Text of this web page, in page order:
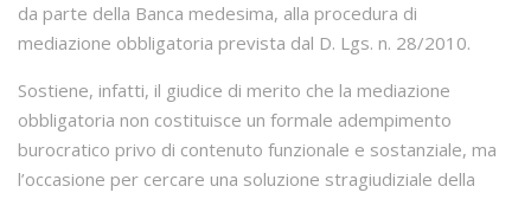
da parte della Banca medesima, alla procedura di
mediazione obbligatoria prevista dal D. Lgs. n. 28/2010.
Sostiene, infatti, il giudice di merito che la mediazione
obbligatoria non costituisce un formale adempimento
burocratico privo di contenuto funzionale e sostanziale, ma
l’occasione per cercare una soluzione stragiudiziale della